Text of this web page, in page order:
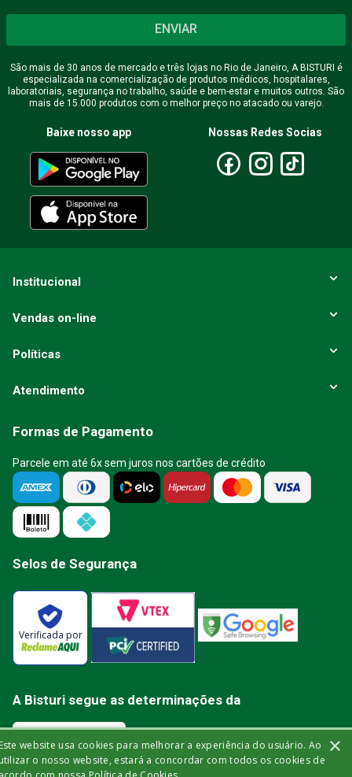
Seu nome
Endereço de email
Escreva uma avaliação
ENVIAR AVALIAÇÃO
ENVIAR
São mais de 30 anos de mercado e três lojas no Rio de Janeiro, A BISTURI é
especializada na comercialização de produtos médicos, hospitalares,
laboratoriais, segurança no trabalho, saúde e bem-estar e muitos outros. São
mais de 15.000 produtos com o melhor preço no atacado ou varejo.
Baixe nosso app Nossas Redes Socias
Institucional
Vendas on-line
Políticas
Atendimento
Formas de Pagamento
Parcele em até 6x sem juros nos cartões de crédito
Selos de Segurança
Verificada por
A Bisturi segue as determinações da
×
website usa cookies para melhorar a experiência do usuário. Ao
o nosso website, estará a concordar com todos os cookies de